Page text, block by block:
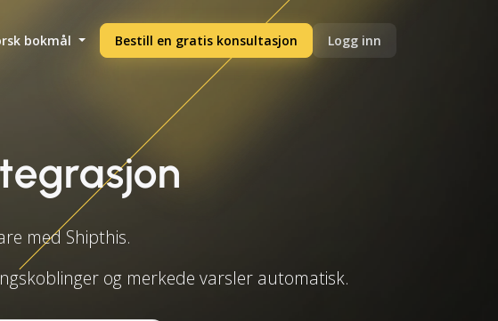
bokmål Bestill en gratis konsultasjon Logg inn
med Shipthis.
og merkede varsler automatisk.